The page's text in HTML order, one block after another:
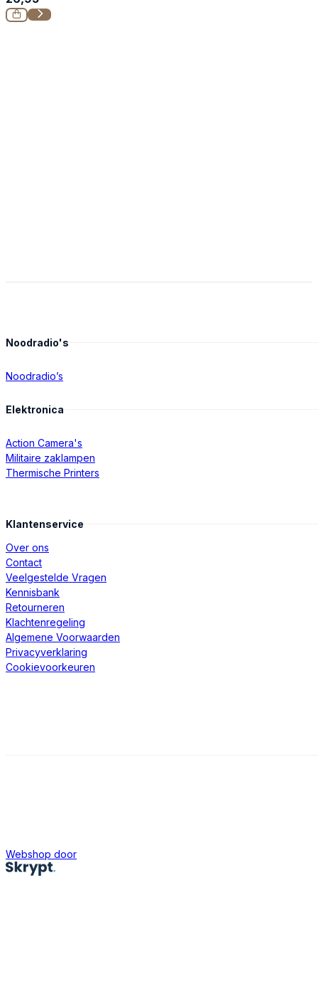
Noodradio's
Noodradio’s
Elektronica
Action Camera's
Militaire zaklampen
Thermische Printers
Klantenservice
Over ons
Contact
Veelgestelde Vragen
Kennisbank
Retourneren
Klachtenregeling
Algemene Voorwaarden
Privacyverklaring
Cookievoorkeuren
Webshop door